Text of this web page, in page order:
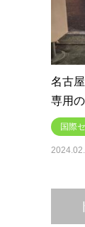
名古
専用
国際